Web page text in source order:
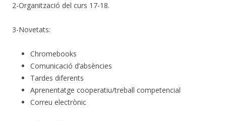
2-Organització del curs 17-18.
3-Novetats:
Chromebooks
Comunicació d’absències
Tardes diferents
Aprenentatge cooperatiu/treball competencial
Correu electrònic